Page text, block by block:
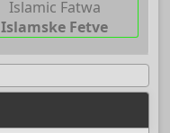
Islamic Fatwa
Islamske Fetve